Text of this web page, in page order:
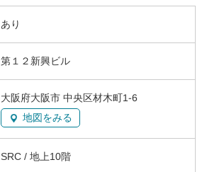
あり
第１２新興ビル
大阪府大阪市 中央区材木町1-6
地図をみる
SRC / 地上10階